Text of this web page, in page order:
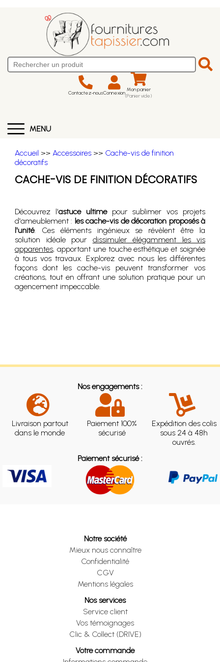
Contactez-nousConnexion Mon panier
(Panier vide)
MENU
Accueil >> Accessoires >> Cache-vis de finition
décoratifs
CACHE-VIS DE FINITION DÉCORATIFS
Découvrez l'astuce ultimepour sublimer vos projets
d'ameublement : les cache-vis de décoration proposés à
l'unité. Ces éléments ingénieux se révèlent être la
solution idéale pour dissimuler élégamment les vis
apparentes, apportant une touche esthétique et soignée
à tous vos travaux. Explorez avec nous les différentes
façons dont les cache-vis peuvent transformer vos
créations, tout en offrant une solution pratique pour un
agencement impeccable.
Nos engagements :
Livraison partout
dans le monde
Paiement 100%
sécurisé
Expédition des colis
sous 24 à 48h
ouvrés.
Paiement sécurisé :
Notre société
Mieux nous connaître
Confidentialité
CGV
Mentions légales
Nos services
Service client
Vos témoignages
Clic & Collect (DRIVE)
Votre commande